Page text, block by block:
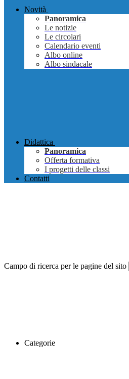
Novità
Panoramica
Le notizie
Le circolari
Calendario eventi
Albo online
Albo sindacale
Didattica
Panoramica
Offerta formativa
I progetti delle classi
Contatti
Campo di ricerca per le pagine del sito
Categorie